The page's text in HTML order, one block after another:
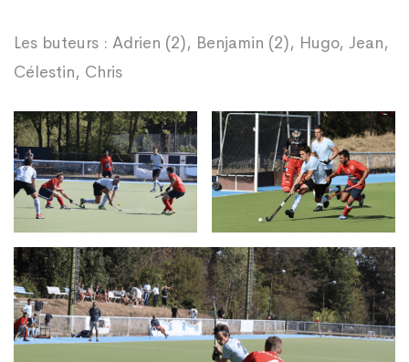
Les buteurs : Adrien (2), Benjamin (2), Hugo, Jean,
Célestin, Chris